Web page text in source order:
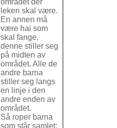
leken skal være.
En annen må
være hai som
skal fange,
denne stiller seg
på midten av
området. Alle de
andre barna
stiller seg langs
en linje i den
andre enden av
området.
Så roper barna
som står samlet: